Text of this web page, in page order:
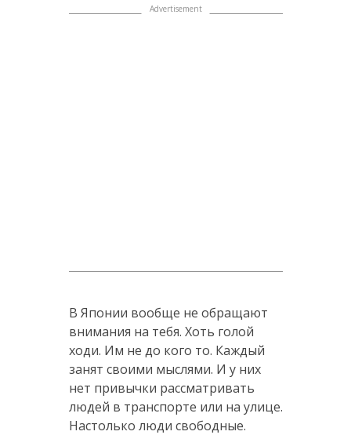
В Японии вообще не обращают
внимания на тебя. Хоть голой
ходи. Им не до кого то. Каждый
занят своими мыслями. И у них
нет привычки рассматривать
людей в транспорте или на улице.
Настолько люди свободные.